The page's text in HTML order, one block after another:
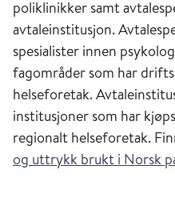
poliklinikker samt
avtaleinstitusjon.
spesialister innen
fagområder som har
helseforetak.
institusjoner som har
regionalt helseforetak.
og uttrykk brukt i Norsk